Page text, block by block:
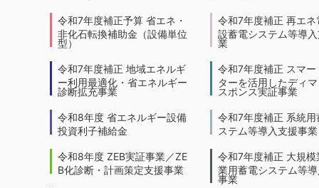
令和7年度補正予算 省エネ・
非化石転換補助金（設備単位
型）
令和7年度補正 地域エネルギ
ー利用最適化・省エネルギー
診断拡充事業
令和8年度 省エネルギー設備
投資利子補給金
令和8年度 ZEB実証事業／ZE
B化診断・計画策定支援事業
令和7年度補正 再エネ
設蓄電システム等導
業
令和7年度補正 スマー
ターを活用したディ
スポンス実証事業
令和7年度補正 系統用
ステム等導入支援事業
令和7年度補正 大規模
業用蓄電システム等
事業